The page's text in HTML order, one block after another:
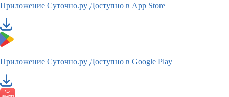
Приложение Суточно.ру Доступно в App Store
Приложение Суточно.ру Доступно в Google Play